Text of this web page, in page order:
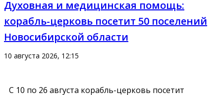
Духовная и медицинская помощь:
корабль-церковь посетит 50 поселений
Новосибирской области
10 августа 2026, 12:15
С 10 по 26 августа корабль-церковь посетит